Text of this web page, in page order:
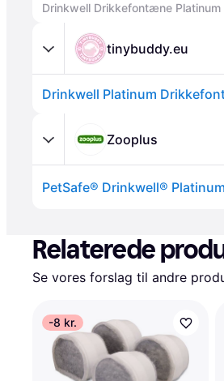
Drinkwell Drikkefontæne
tinybuddy.eu
Drinkwell Platinum
Zooplus
Relaterede
Se vores forslag til andre
-8 kr.